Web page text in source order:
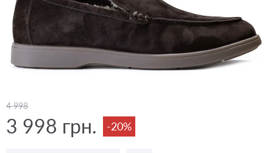
4 998
3 998 грн. -20%